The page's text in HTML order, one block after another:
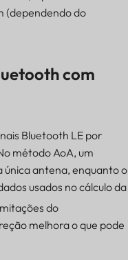
(dependendo do
com
Bluetooth LE por
método AoA, um
antena, enquanto o
usados no cálculo da
do
melhora o que pode